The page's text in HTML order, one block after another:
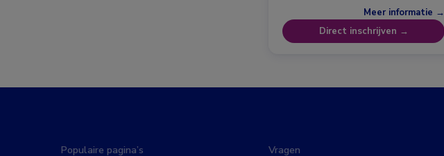
Meer informatie →
Direct inschrijven →
Populaire pagina’s Vragen